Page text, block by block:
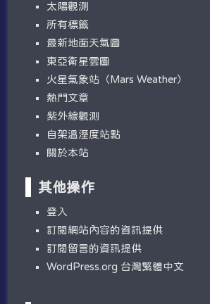
太陽觀測
所有標籤
最新地面天氣圖
東亞衛星雲圖
火星氣象站（Mars Weather）
熱門文章
紫外線觀測
自架溫溼度站點
關於本站
其他操作
登入
訂閱網站內容的資訊提供
訂閱留言的資訊提供
WordPress.org 台灣繁體中文